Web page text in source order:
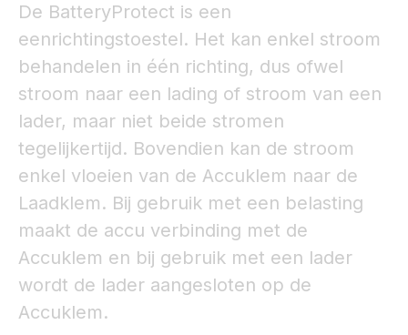
De BatteryProtect is een
eenrichtingstoestel. Het kan enkel stroom
behandelen in één richting, dus ofwel
stroom naar een lading of stroom van een
lader, maar niet beide stromen
tegelijkertijd. Bovendien kan de stroom
enkel vloeien van de Accuklem naar de
Laadklem. Bij gebruik met een belasting
maakt de accu verbinding met de
Accuklem en bij gebruik met een lader
wordt de lader aangesloten op de
Accuklem.